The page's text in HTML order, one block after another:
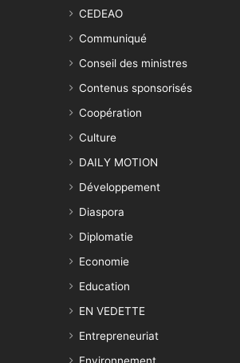
CEDEAO
Communiqué
Conseil des ministres
Contenus sponsorisés
Coopération
Culture
DAILY MOTION
Développement
Diaspora
Diplomatie
Economie
Education
EN VEDETTE
Entrepreneuriat